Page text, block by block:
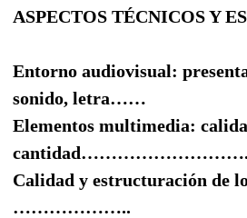
ASPECTOS TÉCNICOS Y
Entorno audiovisual:
sonido, letra……
Elementos multimedia:
Calidad y estructuración de
………………..